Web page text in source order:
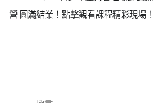
營 圓滿結業！點擊觀看課程精彩現場！